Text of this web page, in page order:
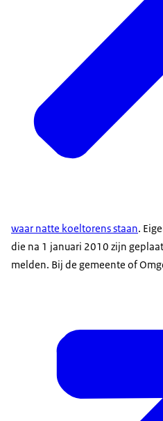
waar natte koeltorens staan.
die na 1 januari 2010 zijn
melden. Bij de gemeente of